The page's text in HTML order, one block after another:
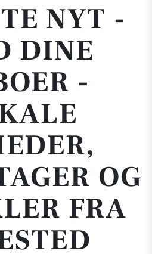
NYT -
DINE
-
OG
FRA